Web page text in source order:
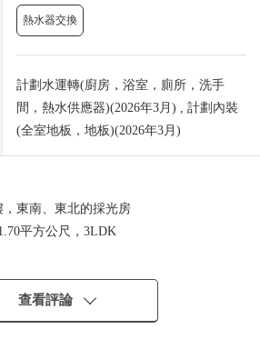
熱水器交換
計劃水運轉(廚房，浴室，廁所，洗手
間，熱水供應器)(2026年3月) , 計劃內裝
(全室地板，地板)(2026年3月)
東南、東北的採光房
平方公尺，3LDK
合廚房
查看評論